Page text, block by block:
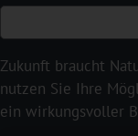
Zukunft braucht
nutzen Sie Ihre
ein wirkungsvoller